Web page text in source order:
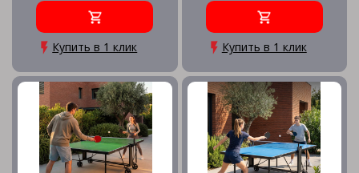
Купить в 1 клик Купить в 1 клик